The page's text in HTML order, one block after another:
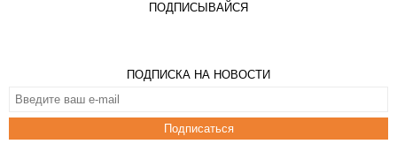
ПОДПИСЫВАЙСЯ
ПОДПИСКА НА НОВОСТИ
Подписаться